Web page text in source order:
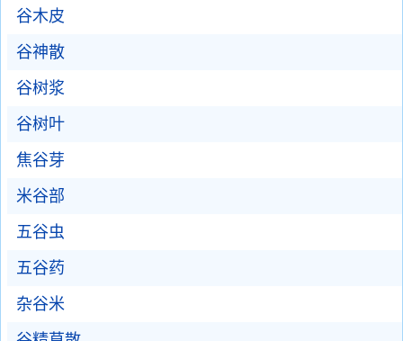
谷木皮
谷神散
谷树浆
谷树叶
焦谷芽
米谷部
五谷虫
五谷药
杂谷米